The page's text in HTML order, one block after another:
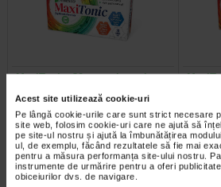
Acest site utilizează cookie-uri
Pe lângă cookie-urile care sunt strict necesare
site web, folosim cookie-uri care ne ajută să
pe site-ul nostru și ajută la îmbunătățirea
ul, de exemplu, făcând rezultatele să fie mai
pentru a măsura performanța site-ului nostru.
instrumente de urmărire pentru a oferi
obiceiurilor dvs. de navigare.
MaxiTonic, 30 capsule moi,
Benesio MaxiTonic este un
supliment alimentar ce contine o
combinatie de 24 de elemente…